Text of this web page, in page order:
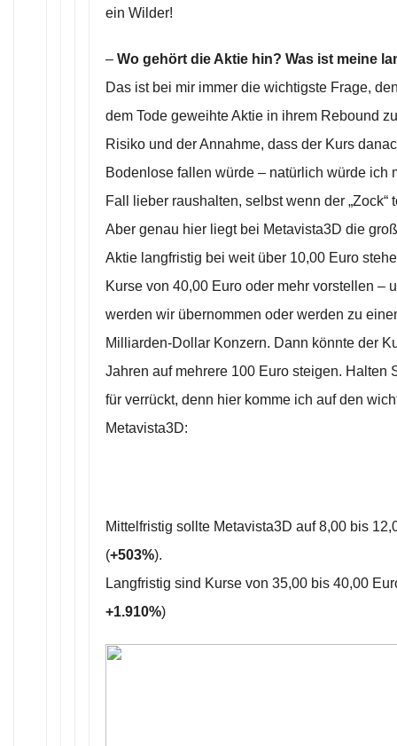
ein Wilder!
– Wo gehört die Aktie hin? Was ist meine
Das ist bei mir immer die wichtigste Frage,
dem Tode geweihte Aktie in ihrem Rebound
Risiko und der Annahme, dass der Kurs
Bodenlose fallen würde – natürlich würde ich
Fall lieber raushalten, selbst wenn der „Zock“
Aber genau hier liegt bei Metavista3D die
Aktie langfristig bei weit über 10,00 Euro
Kurse von 40,00 Euro oder mehr vorstellen –
werden wir übernommen oder werden zu
Milliarden-Dollar Konzern. Dann könnte der
Jahren auf mehrere 100 Euro steigen. Halten
für verrückt, denn hier komme ich auf den
Metavista3D:
Mittelfristig sollte Metavista3D auf 8,00 bis
(+503%).
Langfristig sind Kurse von 35,00 bis 40,00
+1.910%)